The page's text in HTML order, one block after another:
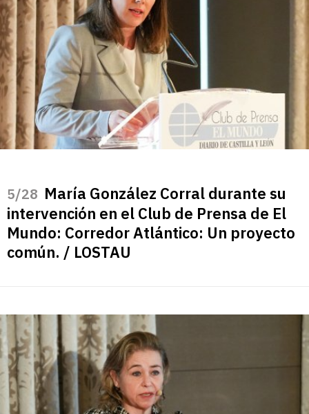
/28 María González Corral durante su
intervención en el Club de Prensa de El
Mundo: Corredor Atlántico: Un proyecto
común. / LOSTAU